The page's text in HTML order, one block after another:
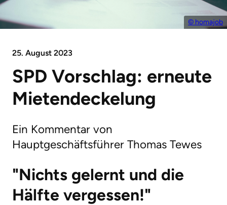
© homajob
25. August 2023
SPD Vorschlag: erneute
Mietendeckelung
Ein Kommentar von
Hauptgeschäftsführer Thomas Tewes
"Nichts gelernt und die
Hälfte vergessen!"